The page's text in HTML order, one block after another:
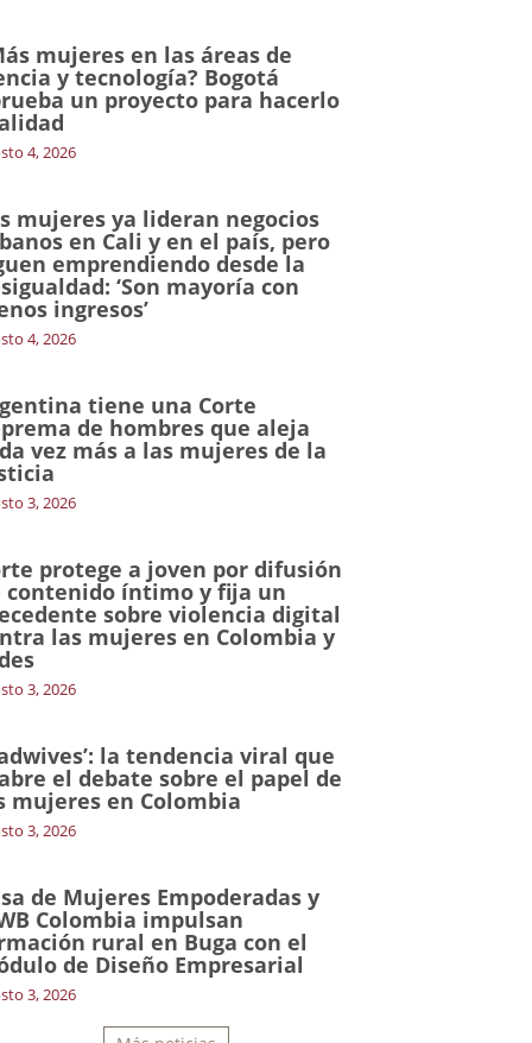
mujeres en las áreas de
y tecnología? Bogotá
un proyecto para hacerlo
4, 2026
mujeres ya lideran negocios
en Cali y en el país, pero
emprendiendo desde la
‘Son mayoría con
ingresos’
4, 2026
tiene una Corte
de hombres que aleja
vez más a las mujeres de la
3, 2026
protege a joven por difusión
contenido íntimo y fija un
sobre violencia digital
las mujeres en Colombia y
3, 2026
la tendencia viral que
el debate sobre el papel de
mujeres en Colombia
3, 2026
de Mujeres Empoderadas y
Colombia impulsan
rural en Buga con el
de Diseño Empresarial
3, 2026